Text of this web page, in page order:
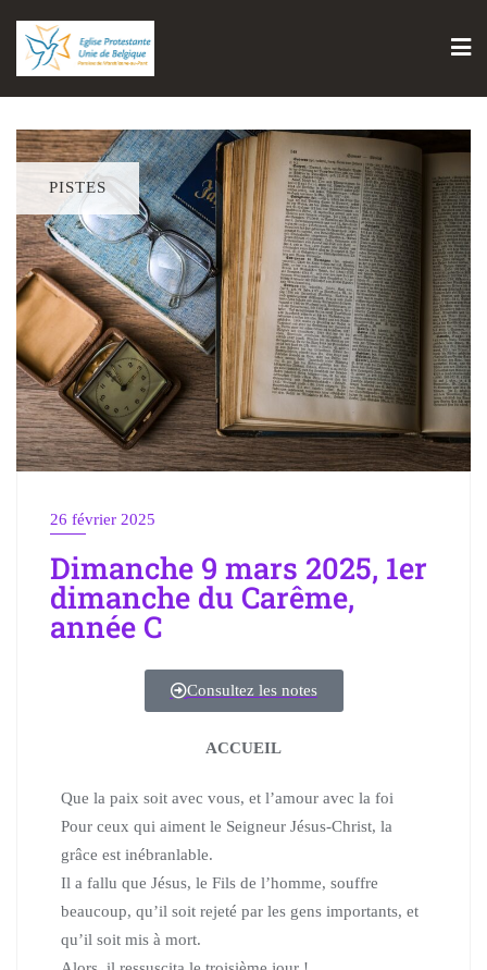
PISTES
26 février 2025
Dimanche 9 mars 2025, 1er
dimanche du Carême,
année C
Consultez les notes
ACCUEIL
Que la paix soit avec vous, et l’amour avec la foi
Pour ceux qui aiment le Seigneur Jésus-Christ, la
grâce est inébranlable.
Il a fallu que Jésus, le Fils de l’homme, souffre
beaucoup, qu’il soit rejeté par les gens importants, et
qu’il soit mis à mort.